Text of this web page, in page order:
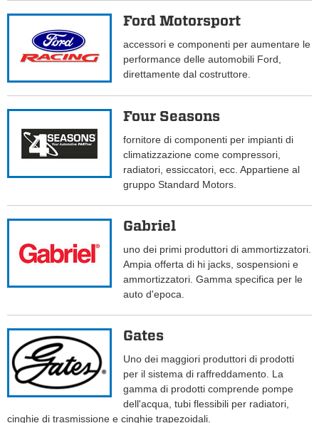
Ford Motorsport
accessori e componenti per aumentare le
performance delle automobili Ford,
direttamente dal costruttore.
Four Seasons
fornitore di componenti per impianti di
climatizzazione come compressori,
radiatori, essiccatori, ecc. Appartiene al
gruppo Standard Motors.
Gabriel
uno dei primi produttori di ammortizzatori.
Ampia offerta di hi jacks, sospensioni e
ammortizzatori. Gamma specifica per le
auto d'epoca.
Gates
Uno dei maggiori produttori di prodotti
per il sistema di raffreddamento. La
gamma di prodotti comprende pompe
dell'acqua, tubi flessibili per radiatori,
cinghie di trasmissione e cinghie trapezoidali.